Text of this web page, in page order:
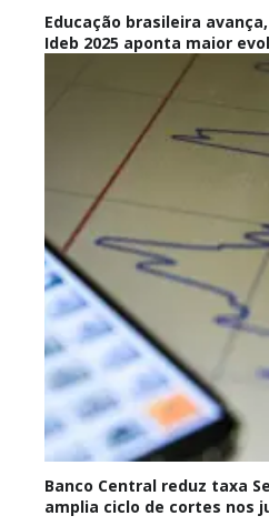
Educação brasileira
Ideb 2025 aponta maior
Banco Central reduz taxa
amplia ciclo de cortes nos